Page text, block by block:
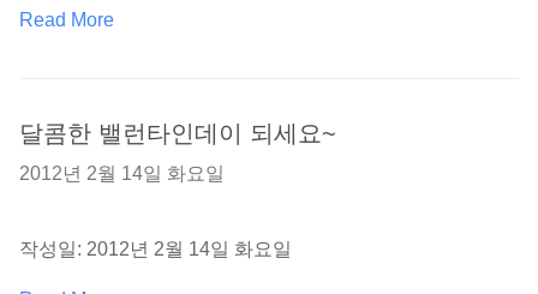
Read More
달콤한 밸런타인데이 되세요~
2012년 2월 14일 화요일
작성일: 2012년 2월 14일 화요일